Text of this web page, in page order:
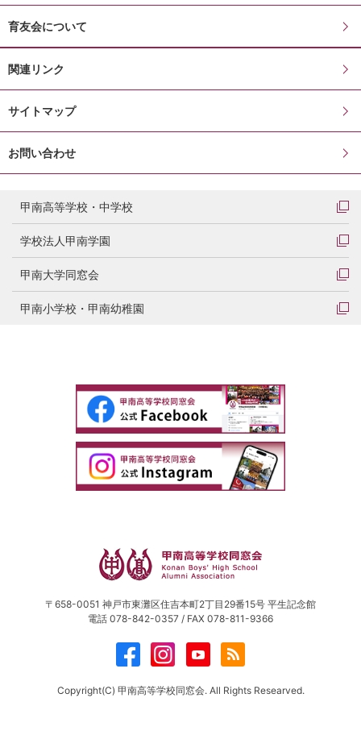
育友会について
関連リンク
サイトマップ
お問い合わせ
甲南高等学校・中学校
学校法人甲南学園
甲南大学同窓会
甲南小学校・甲南幼稚園
〒658-0051 神戸市東灘区住吉本町2丁目29番15号 平生記念館
電話 078-842-0357 / FAX 078-811-9366
Copyright(C) 甲南高等学校同窓会. All Rights Researved.